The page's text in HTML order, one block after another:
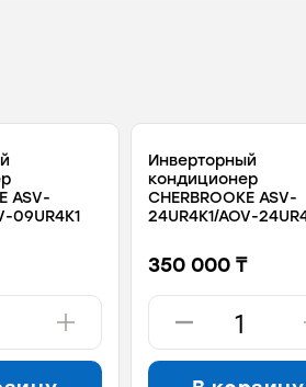
ASV-
09UR4K1
Инверторный
кондиционер
CHERBROOKE ASV-
24UR4K1/AOV-
350 000 ₸